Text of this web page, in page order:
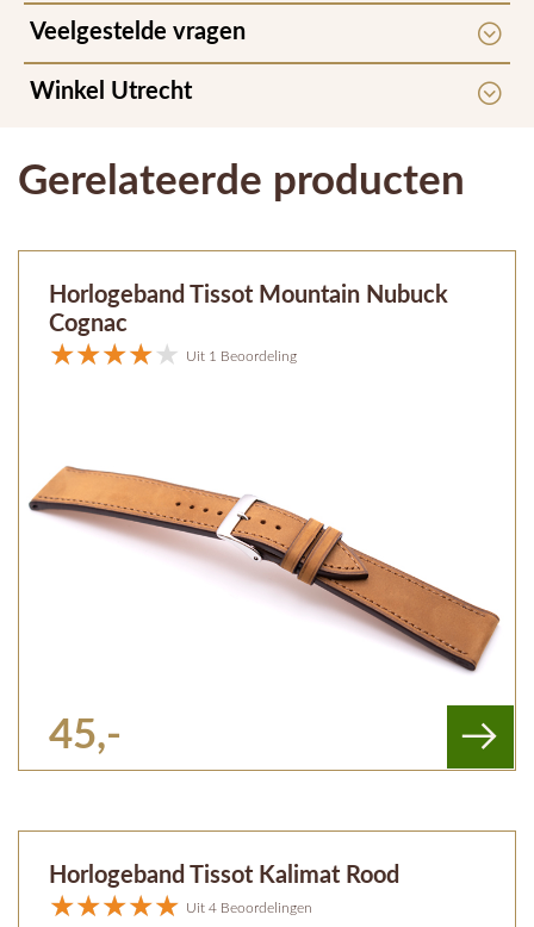
Veelgestelde vragen
Winkel Utrecht
Gerelateerde producten
Horlogeband Tissot Mountain Nubuck
Cognac
Uit 1 Beoordeling
45,-
Horlogeband Tissot Kalimat Rood
Uit 4 Beoordelingen